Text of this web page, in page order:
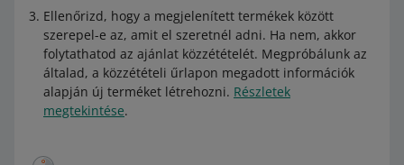
Ellenőrizd, hogy a megjelenített termékek között
szerepel-e az, amit el szeretnél adni. Ha nem, akkor
folytathatod az ajánlat közzétételét. Megpróbálunk az
általad, a közzétételi űrlapon megadott információk
alapján új terméket létrehozni. Részletek
megtekintése.